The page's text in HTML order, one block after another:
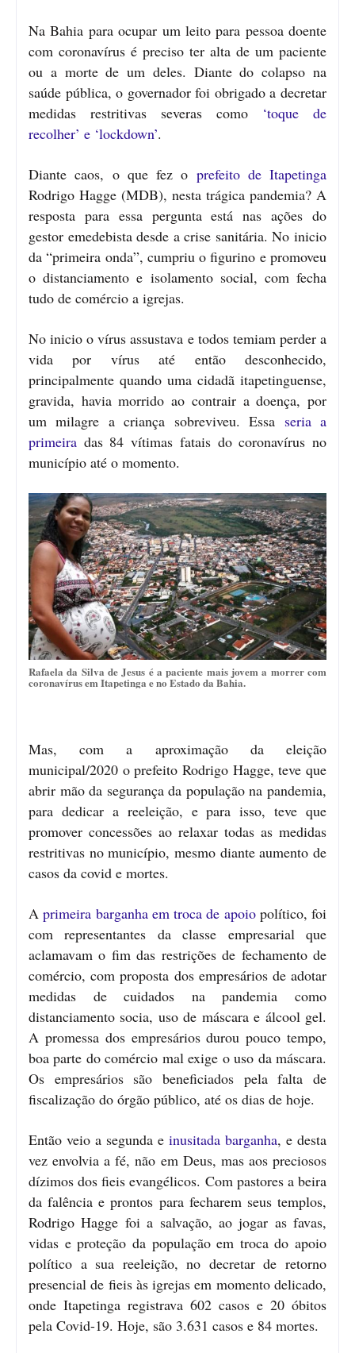
Na Bahia para ocupar um leito para pessoa doente
com coronavírus é preciso ter alta de um paciente
ou a morte de um deles. Diante do colapso na
saúde pública, o governador foi obrigado a decretar
medidas restritivas severas como ‘toque de
recolher’ e ‘lockdown’.
Diante caos, o que fez o prefeito de Itapetinga
Rodrigo Hagge (MDB), nesta trágica pandemia? A
resposta para essa pergunta está nas ações do
gestor emedebista desde a crise sanitária. No inicio
da “primeira onda”, cumpriu o figurino e promoveu
o distanciamento e isolamento social, com fecha
tudo de comércio a igrejas.
No inicio o vírus assustava e todos temiam perder a
vida por vírus até então desconhecido,
principalmente quando uma cidadã itapetinguense,
gravida, havia morrido ao contrair a doença, por
um milagre a criança sobreviveu. Essa seria a
primeira das 84 vítimas fatais do coronavírus no
município até o momento.
Rafaela da Silva de Jesus é a paciente mais jovem a morrer com
coronavírus em Itapetinga e no Estado da Bahia.
Mas, com a aproximação da eleição
municipal/2020 o prefeito Rodrigo Hagge, teve que
abrir mão da segurança da população na pandemia,
para dedicar a reeleição, e para isso, teve que
promover concessões ao relaxar todas as medidas
restritivas no município, mesmo diante aumento de
casos da covid e mortes.
Aprimeira barganha em troca de apoiopolítico, foi
com representantes da classe empresarial que
aclamavam o fim das restrições de fechamento de
comércio, com proposta dos empresários de adotar
medidas de cuidados na pandemia como
distanciamento socia, uso de máscara e álcool gel.
A promessa dos empresários durou pouco tempo,
boa parte do comércio mal exige o uso da máscara.
Os empresários são beneficiados pela falta de
fiscalização do órgão público, até os dias de hoje.
Então veio a segunda e inusitada barganha, e desta
vez envolvia a fé, não em Deus, mas aos preciosos
dízimos dos fieis evangélicos. Com pastores a beira
da falência e prontos para fecharem seus templos,
Rodrigo Hagge foi a salvação, ao jogar as favas,
vidas e proteção da população em troca do apoio
político a sua reeleição, no decretar de retorno
presencial de fieis às igrejas em momento delicado,
onde Itapetinga registrava 602 casos e 20 óbitos
pela Covid-19. Hoje, são 3.631 casos e 84 mortes.